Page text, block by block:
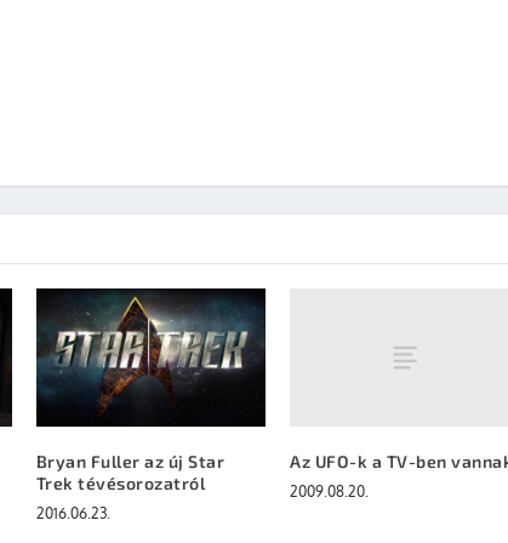
Bryan Fuller az új Star
Trek tévésorozatról
2016.06.23.
Az UFO-k a TV-ben
2009.08.20.